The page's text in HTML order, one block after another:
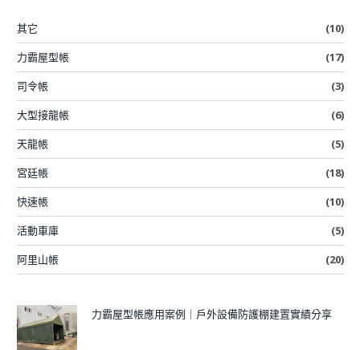
其它
(10)
力霸屋型帳
(17)
司令帳
(3)
大型接龍帳
(6)
天龍帳
(5)
宮廷帳
(18)
快速帳
(10)
活動車庫
(5)
阿里山帳
(20)
力霸屋型帳應用案例｜戶外設備防護棚建置實績分享